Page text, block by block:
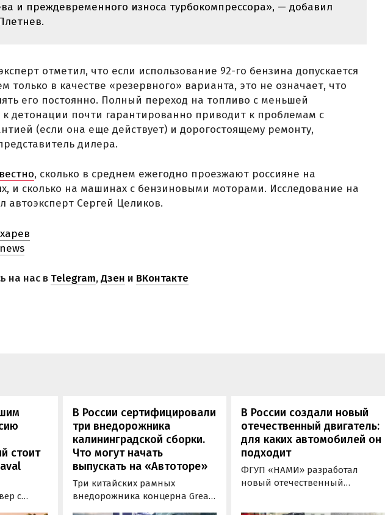
и преждевременного износа турбокомпрессора», — добавил
отметил, что если использование 92-го бензина допускается
только в качестве «резервного» варианта, это не означает, что
его постоянно. Полный переход на топливо с меньшей
к детонации почти гарантированно приводит к проблемам с
(если она еще действует) и дорогостоящему ремонту,
дилера.
, сколько в среднем ежегодно проезжают россияне на
и сколько на машинах с бензиновыми моторами. Исследование на
автоэксперт Сергей Целиков.
на нас в Telegram,Дзен и ВКонтакте
стоит
с
В России сертифицировали
три внедорожника
калининградской сборки.
Что могут начать
выпускать на «Автоторе»
Три китайских рамных
внедорожника концерна Great
В России создали новый
отечественный двигатель:
для каких автомобилей он
подходит
ФГУП «НАМИ» разработал
новый отечественный